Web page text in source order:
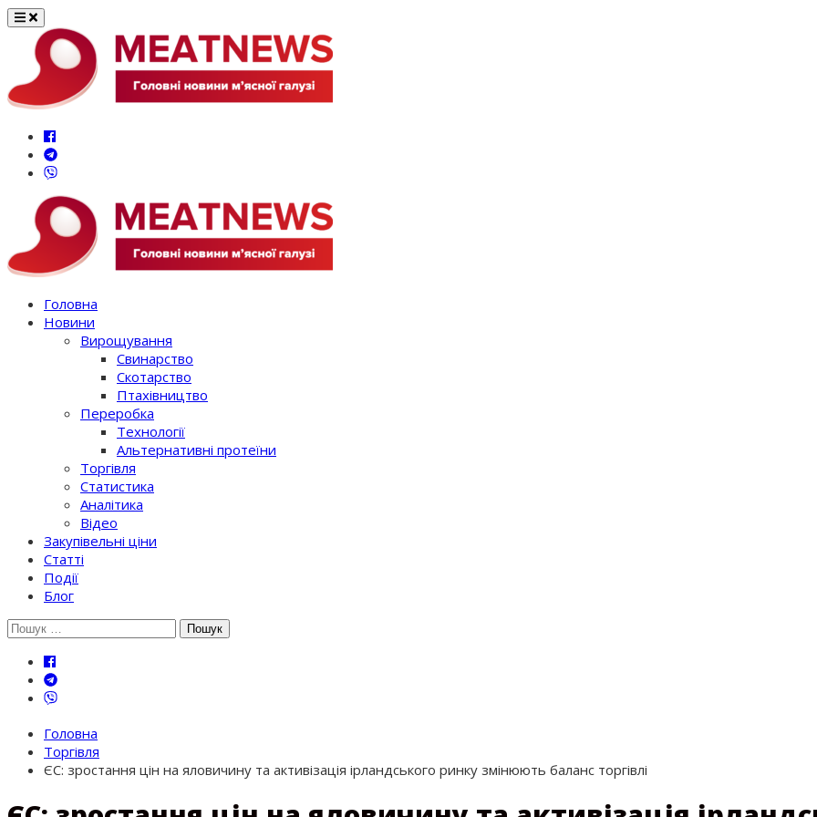
Перейти
вмісту
Головна
Новини
Вирощування
Свинарство
Скотарство
Птахівництво
Переробка
Технології
Альтернативні протеїни
Торгівля
Статистика
Аналітика
Відео
Закупівельні ціни
Статті
Події
Блог
Шукати:
Головна
Торгівля
ЄС: зростання цін на яловичину та активізація ірландського ринку змінюють баланс торгівлі